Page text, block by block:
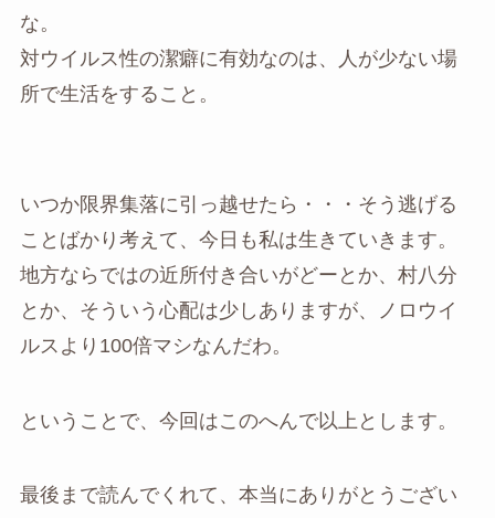
な。
対ウイルス性の潔癖に有効なのは、人が少ない場
所で生活をすること。
いつか限界集落に引っ越せたら・・・そう逃げる
ことばかり考えて、今日も私は生きていきます。
地方ならではの近所付き合いがどーとか、村八分
とか、そういう心配は少しありますが、ノロウイ
ルスより100倍マシなんだわ。
ということで、今回はこのへんで以上とします。
最後まで読んでくれて、本当にありがとうござい